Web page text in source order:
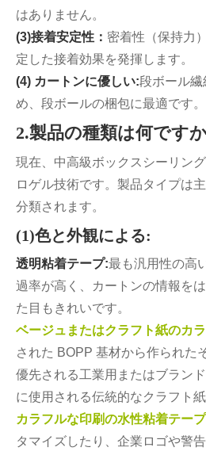
はありません。
(3)接着安定性： 密着性（保持力
定した接着効果を発揮します。
(4) カートンに優しい:段ボール繊
め、段ボールの梱包に最適です。
2.製品の種類は何です
現在、中高級ボックスシーリン
ロゲル技術です。製品タイプは
分類されます。
(1)色と外観による:
透明粘着テープ:最も汎用性の高
過率が高く、カートンの情報を
た目もきれいです。
ベージュまたはクラフト紙のカ
された BOPP 基材から作られた
優先される工業用またはブラン
に使用される伝統的なクラフト
カラフルな印刷の水性粘着テー
タマイズしたり、企業ロゴや警